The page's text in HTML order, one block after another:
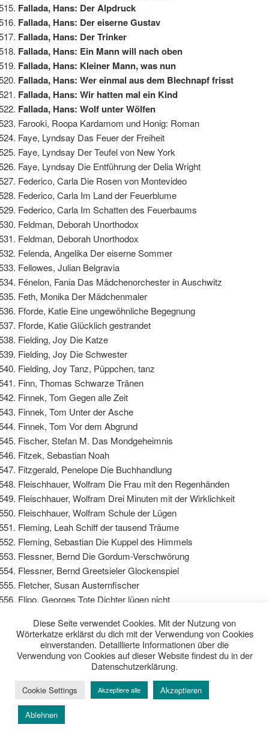
Fallada, Hans: Der Alpdruck
Fallada, Hans: Der eiserne Gustav
Fallada, Hans: Der Trinker
Fallada, Hans: Ein Mann will nach oben
Fallada, Hans: Kleiner Mann, was nun
Fallada, Hans: Wer einmal aus dem Blechnapf frisst
Fallada, Hans: Wir hatten mal ein Kind
Fallada, Hans: Wolf unter Wölfen
Farooki, Roopa Kardamom und Honig: Roman
Faye, Lyndsay Das Feuer der Freiheit
Faye, Lyndsay Der Teufel von New York
Faye, Lyndsay Die Entführung der Delia Wright
Federico, Carla Die Rosen von Montevideo
Federico, Carla Im Land der Feuerblume
Federico, Carla Im Schatten des Feuerbaums
Feldman, Deborah Unorthodox
Feldman, Deborah Unorthodox
Felenda, Angelika Der eiserne Sommer
Fellowes, Julian Belgravia
Fénelon, Fania Das Mädchenorchester in Auschwitz
Feth, Monika Der Mädchenmaler
Fforde, Katie Eine ungewöhnliche Begegnung
Fforde, Katie Glücklich gestrandet
Fielding, Joy Die Katze
Fielding, Joy Die Schwester
Fielding, Joy Tanz, Püppchen, tanz
Finn, Thomas Schwarze Tränen
Finnek, Tom Gegen alle Zeit
Finnek, Tom Unter der Asche
Finnek, Tom Vor dem Abgrund
Fischer, Stefan M. Das Mondgeheimnis
Fitzek, Sebastian Noah
Fitzgerald, Penelope Die Buchhandlung
Fleischhauer, Wolfram Die Frau mit den Regenhänden
Fleischhauer, Wolfram Drei Minuten mit der Wirklichkeit
Fleischhauer, Wolfram Schule der Lügen
Fleming, Leah Schiff der tausend Träume
Fleming, Sebastian Die Kuppel des Himmels
Flessner, Bernd Die Gordum-Verschwörung
Flessner, Bernd Greetsieler Glockenspiel
Fletcher, Susan Austernfischer
Flipo, Georges Tote Dichter lügen nicht
Flynn, Gillian Cry Baby – Scharfe Schnitte
Foenkinos, David Nathalie küsst
Foer, Jonathan Safran Alles ist erleuchtet
Foer, Jonathan Safran Extrem laut und unglaublich nah
Föhr, Andreas Karwoche
Föhr, Andreas Schafkopf
Föhr, Andreas Schwarze Piste
Diese Seite verwendet Cookies. Mit der Nutzung von
Wörterkatze erklärst du dich mit der Verwendung von Cookies
einverstanden. Detaillierte Informationen über die
Verwendung von Cookies auf dieser Website findest du in der
Datenschutzerklärung.
Cookie Settings Akzeptiere alle Akzeptieren
Ablehnen